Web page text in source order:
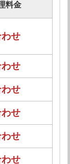
料金
せ
せ
せ
せ
せ
せ